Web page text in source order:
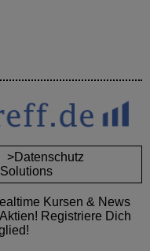
>Datenschutz
Kursen & News
Registriere Dich